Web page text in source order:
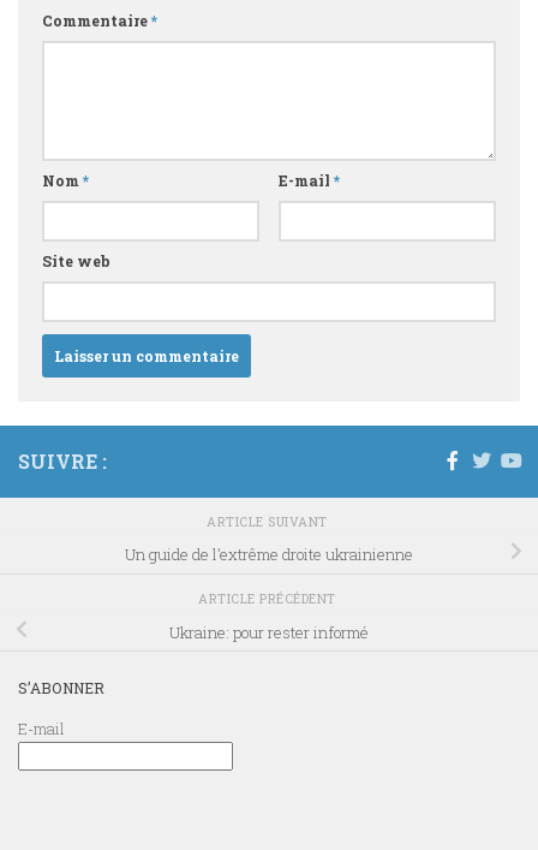
Commentaire*
Nom * E-mail *
Site web
SUIVRE :
ARTICLE SUIVANT
Un guide de l’extrême droite ukrainienne
ARTICLE PRÉCÉDENT
Ukraine: pour rester informé
S’ABONNER
E-mail